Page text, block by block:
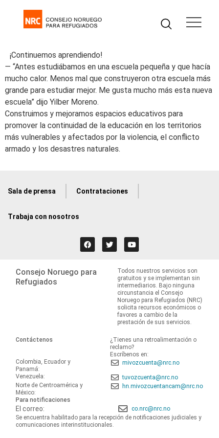
¡Continuemos aprendiendo!
— “Antes estudiábamos en una escuela pequeña y que hacía
mucho calor. Menos mal que construyeron otra escuela más
grande para estudiar mejor. Me gusta mucho más esta nueva
escuela” dijo Yilber Moreno.
Construimos y mejoramos espacios educativos para
promover la continuidad de la educación en los territorios
más vulnerables y afectados por la violencia, el conflicto
armado y los desastres naturales.
Sala de prensa Contrataciones
Trabaja con nosotros
Consejo Noruego para
Refugiados
Todos nuestros servicios son
gratuitos y se implementan sin
intermediarios. Bajo ninguna
circunstancia el Consejo
Noruego para Refugiados (NRC)
solicita recursos económicos o
favores a cambio de la
prestación de sus servicios.
Contáctenos
¿Tienes una retroalimentación o
reclamo?
Escríbenos en:
Colombia, Ecuador y
Panamá:
mivozcuenta@nrc.no
Venezuela:
tuvozcuenta@nrc.no
Norte de Centroamérica y
México:
hn.mivozcuentancam@nrc.no
Para notificaciones
El correo:
co.nrc@nrc.no
Se encuentra habilitado para la recepción de notificaciones judiciales y
comunicaciones interinstitucionales.